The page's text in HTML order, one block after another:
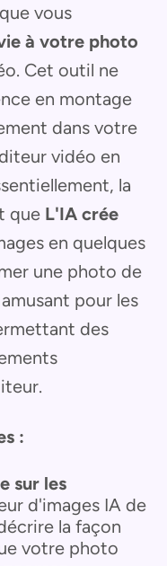
vous
à votre photo
Cet outil ne
en montage
dans votre
vidéo en
la
que L'IA crée
en quelques
une photo de
pour les
des
:
sur les
d'images IA de
la façon
votre photo